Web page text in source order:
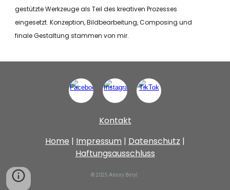
gestützte Werkzeuge als Teil des kreativen Prozesses
eingesetzt. Konzeption, Bildbearbeitung, Composing und
finale Gestaltung stammen von mir.
Kontakt
Home | Impressum | Datenschutz |
Haftungsausschluss
© 2025 Amory Beryl